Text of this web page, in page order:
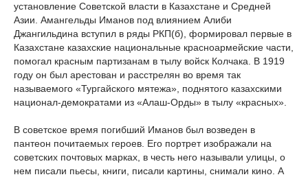
установление Советской власти в Казахстане и Средней
Азии. Амангельды Иманов под влиянием Алиби
Джангильдина вступил в ряды РКП(б), формировал первые в
Казахстане казахские национальные красноармейские части,
помогал красным партизанам в тылу войск Колчака. В 1919
году он был арестован и расстрелян во время так
называемого «Тургайского мятежа», поднятого казахскими
национал-демократами из «Алаш-Орды» в тылу «красных».
В советское время погибший Иманов был возведен в
пантеон почитаемых героев. Его портрет изображали на
советских почтовых марках, в честь него называли улицы, о
нем писали пьесы, книги, писали картины, снимали кино. А